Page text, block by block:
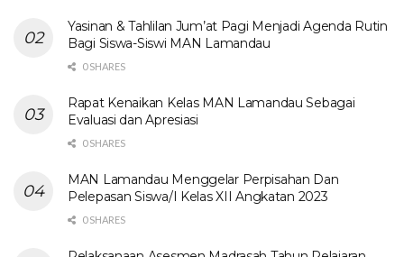
Yasinan & Tahlilan Jum’at Pagi Menjadi Agenda Rutin
Bagi Siswa-Siswi MAN Lamandau
0 SHARES
Rapat Kenaikan Kelas MAN Lamandau Sebagai
Evaluasi dan Apresiasi
0 SHARES
MAN Lamandau Menggelar Perpisahan Dan
Pelepasan Siswa/I Kelas XII Angkatan 2023
0 SHARES